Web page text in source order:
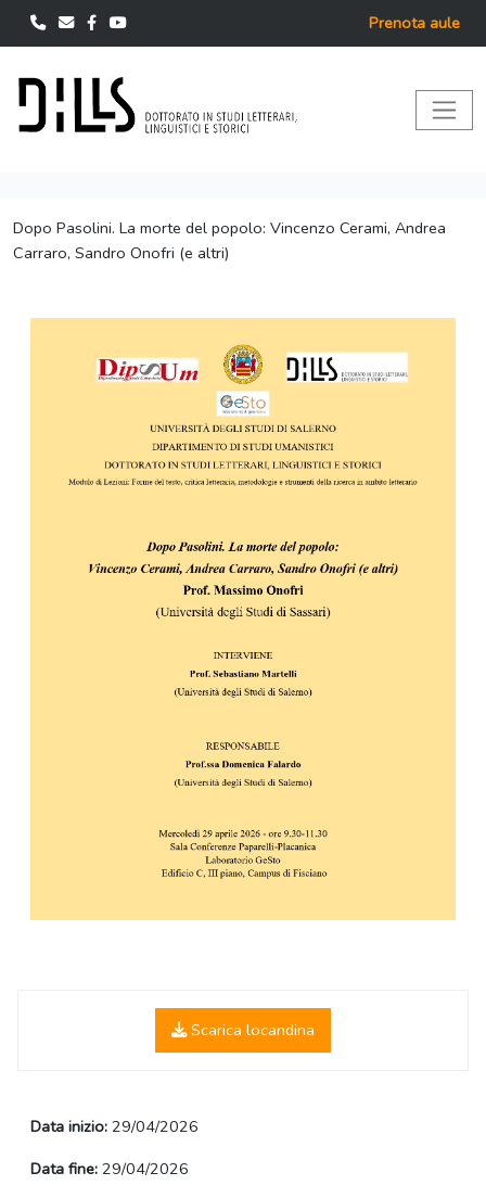
Prenota aule
Dopo Pasolini. La morte del popolo: Vincenzo Cerami, Andrea
Carraro, Sandro Onofri (e altri)
Scarica locandina
Data inizio: 29/04/2026
Data fine: 29/04/2026